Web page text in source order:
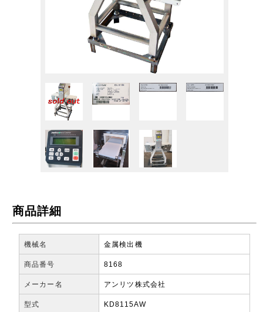
商品詳細
機械名 金属検出機
商品番号 8168
メーカー名 アンリツ株式会社
型式 KD8115AW